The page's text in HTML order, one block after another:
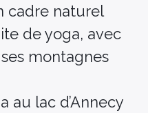
cadre naturel
de yoga, avec
montagnes
au lac d’Annecy